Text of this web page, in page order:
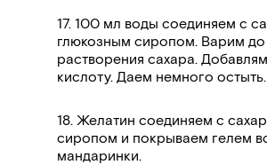
17. 100 мл воды соединяем с
глюкозным сиропом. Варим
растворения сахара.
кислоту. Даем немного остыть.
18. Желатин соединяем с
сиропом и покрываем гелем
мандаринки.